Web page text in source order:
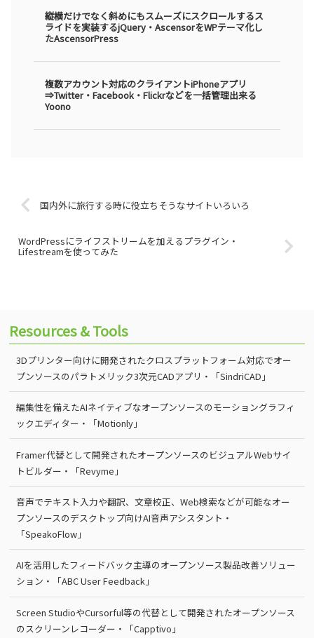
縦横だけでなく斜めにもスムーズにスクロールするス
ライドを実装するjQuery・AscensorをWPテーマ化し
たAscensorPress
複数アカウント対応のクライアントiPhoneアプリ
⇒Twitter・Facebook・Flickrなどを一括管理出来る
Yoono
国内外に旅行する時に役立ちそうなサイトいろいろ
WordPressにライフストリームを加えるプラグイン・
Lifestreamを使ってみた
Resources & Tools
3Dプリンター向けに開発されたクロスプラットフォーム対応でオー
プンソースのパラトメリック3次元CADアプリ・「SindriCAD」
編集性を備えたAIネイティブなオープンソースのモーショングラフィ
ックエディター・「Motionly」
Framer代替として開発されたオープンソースのビジュアルWebサイ
トビルダー・「Revyme」
音声でテキスト入力や翻訳、文章校正、Web検索などが可能なオー
プンソースのデスクトップ向けAI音声アシスタント・
「SpeakoFlow」
AIを活用したフィードバック主導のオープンソース製品改善ソリュー
ション・「ABC User Feedback」
Screen StudioやCursorful等の代替として開発されたオープンソース
のスクリーンレコーダー・「Capptivo」